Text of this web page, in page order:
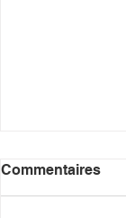
Commentaires